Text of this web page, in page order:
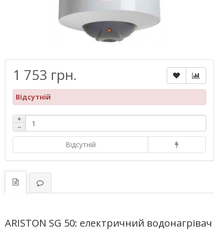
1 753 грн.
Відсутній
+
−
Відсутній
ARISTON SG 50: електричний водонагрівач